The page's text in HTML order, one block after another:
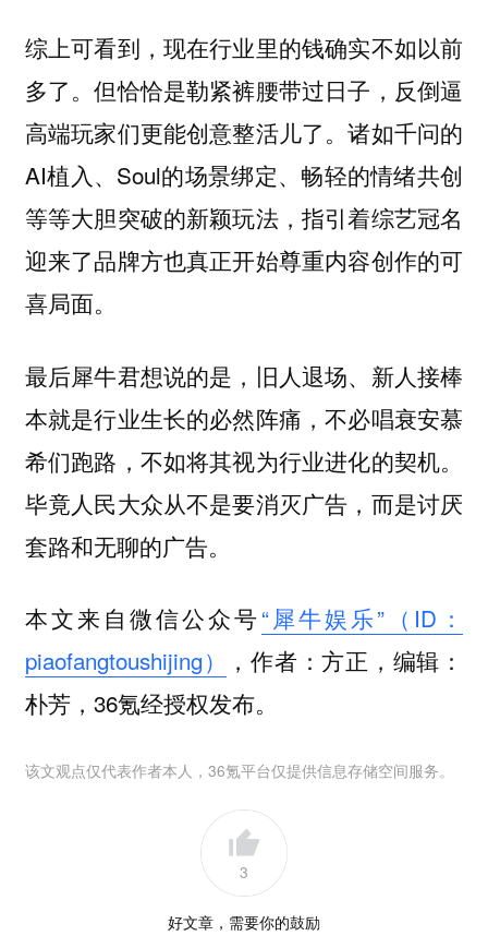
综上可看到，现在行业里的钱确实不如以前
多了。但恰恰是勒紧裤腰带过日子，反倒逼
高端玩家们更能创意整活儿了。诸如千问的
AI植入、Soul的场景绑定、畅轻的情绪共创
等等大胆突破的新颖玩法，指引着综艺冠名
迎来了品牌方也真正开始尊重内容创作的可
喜局面。
最后犀牛君想说的是，旧人退场、新人接棒
本就是行业生长的必然阵痛，不必唱衰安慕
希们跑路，不如将其视为行业进化的契机。
毕竟人民大众从不是要消灭广告，而是讨厌
套路和无聊的广告。
本文来自微信公众号“犀牛娱乐”（ID：
piaofangtoushijing）
，作者：方正，编辑：
朴芳，36氪经授权发布。
该文观点仅代表作者本人，36氪平台仅提供信息存储空间服务。
3
好文章，需要你的鼓励